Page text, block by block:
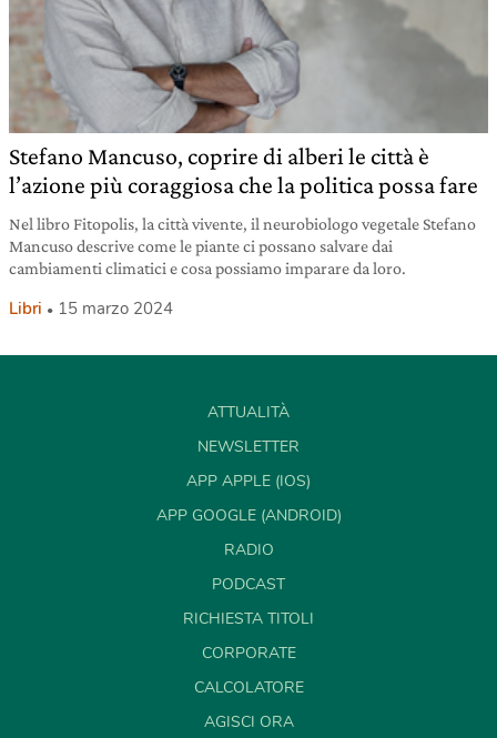
Stefano Mancuso, coprire di alberi le città è
l’azione più coraggiosa che la politica possa fare
Nel libro Fitopolis, la città vivente, il neurobiologo vegetale Stefano
Mancuso descrive come le piante ci possano salvare dai
cambiamenti climatici e cosa possiamo imparare da loro.
Libri 15 marzo 2024
ATTUALITÀ
NEWSLETTER
APP APPLE (IOS)
APP GOOGLE (ANDROID)
RADIO
PODCAST
RICHIESTA TITOLI
CORPORATE
CALCOLATORE
AGISCI ORA